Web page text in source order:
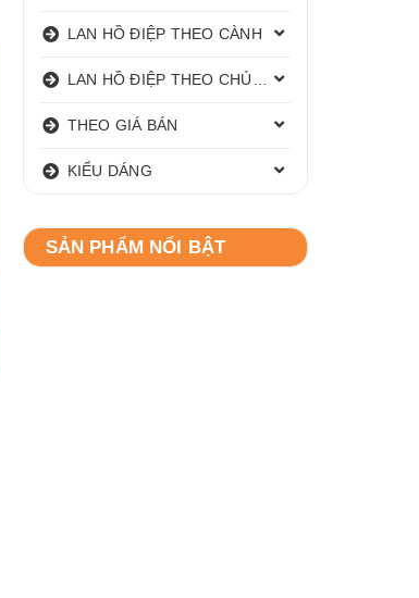
LAN HỒ ĐIỆP THEO CÀNH
LAN HỒ ĐIỆP THEO CHỦ ĐỀ
THEO GIÁ BÁN
KIỂU DÁNG
SẢN PHẨM NỔI BẬT